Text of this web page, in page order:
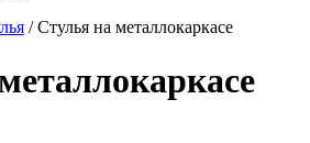
/Стулья на металлокаркасе